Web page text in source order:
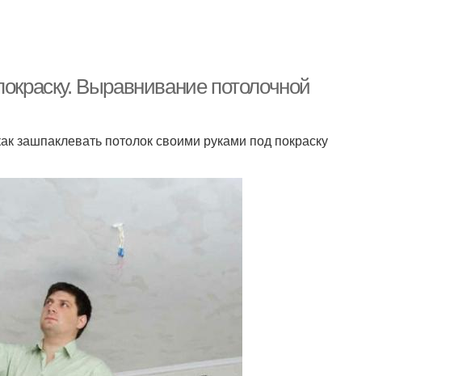
Выравнивание потолочной
зашпаклевать потолок своими руками под покраску